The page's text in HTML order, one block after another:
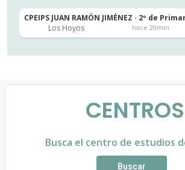
CPEIPS JUAN RAMÓN JIMÉNEZ · 2º de
Los Hoyos
hace 20min
CENTROS
Busca el centro de estudios
Buscar